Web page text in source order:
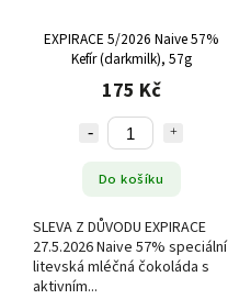
EXPIRACE 5/2026 Naive 57%
Kefír (darkmilk), 57g
175 Kč
Do košíku
SLEVA Z DŮVODU EXPIRACE
27.5.2026 Naive 57% speciální
litevská mléčná čokoláda s
aktivním...